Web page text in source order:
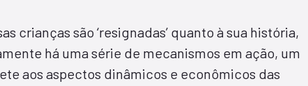
crianças são ‘resignadas’ quanto à sua história,
há uma série de mecanismos em ação, um
aos aspectos dinâmicos e econômicos das